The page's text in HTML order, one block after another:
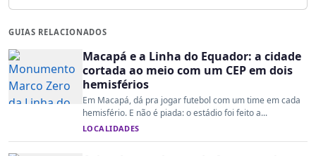
GUIAS RELACIONADOS
Macapá e a Linha do Equador: a cidade
cortada ao meio com um CEP em dois
hemisférios
Em Macapá, dá pra jogar futebol com um time em cada
hemisfério. E não é piada: o estádio foi feito a...
LOCALIDADES